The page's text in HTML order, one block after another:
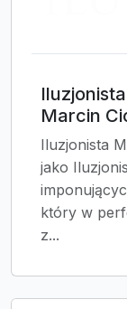
Marcin
Iluzjonista
jako
który w
z...